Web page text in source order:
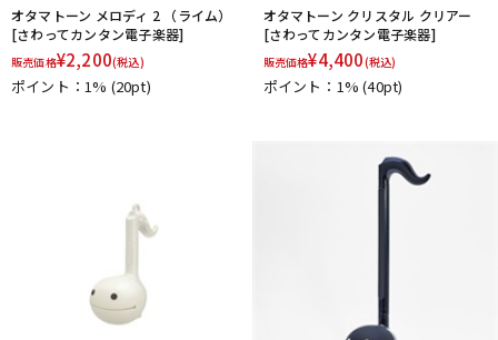
オタマトーン メロディ 2 （ライム）
[さわってカンタン電子楽器]
販売価格¥2,200(税込)
ポイント：1% (20pt)
オタマトーン クリスタル クリアー
[さわってカンタン電子楽器]
販売価格¥4,400(税込)
ポイント：1%(40pt)